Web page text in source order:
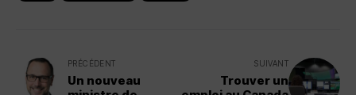
PRÉCÉDENT
Un nouveau
SUIVANT
Trouver un